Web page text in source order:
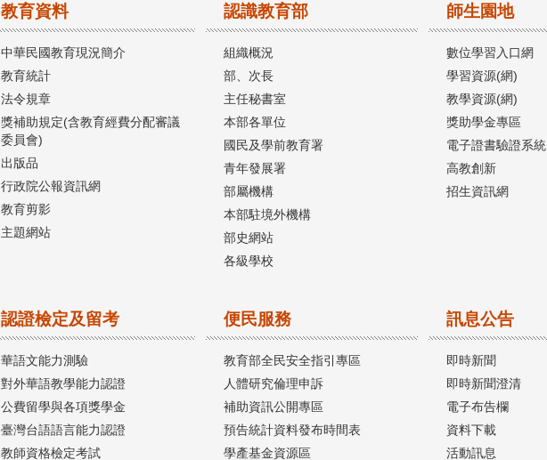
教育資料
中華民國教育現況簡介
教育統計
法令規章
獎補助規定(含教育經費分配審議
委員會)
出版品
行政院公報資訊網
教育剪影
主題網站
認識教育部
組織概況
部、次長
主任秘書室
本部各單位
國民及學前教育署
青年發展署
部屬機構
本部駐境外機構
部史網站
各級學校
師生園地
數位學習入口網
學習資源(網)
教學資源(網)
獎助學金專區
電子證書驗證系統
高教創新
招生資訊網
認證檢定及留考
華語文能力測驗
對外華語教學能力認證
公費留學與各項獎學金
臺灣台語語言能力認證
教師資格檢定考試
便民服務
教育部全民安全指引專區
人體研究倫理申訴
補助資訊公開專區
預告統計資料發布時間表
學產基金資源區
訊息公告
即時新聞
即時新聞澄清
電子布告欄
資料下載
活動訊息